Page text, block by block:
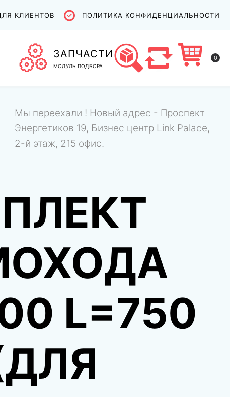
КЛИЕНТОВ ПОЛИТИКА КОНФИДЕНЦИАЛЬНОСТИ
ЗАПЧАСТИ
МОДУЛЬ ПОДБОРА
0
Мы переехали ! Новый адрес - Проспект
Энергетиков 19, Бизнес центр Link Palace,
2-й этаж, 215 офис.
L=750